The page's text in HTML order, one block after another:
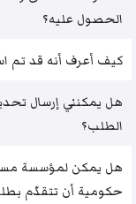
الحصول عليه؟
كيف أعرف أنه قد تم
هل يمكنني إرسال
الطلب؟
هل يمكن لمؤسسة
حكومية أن تتقدّم